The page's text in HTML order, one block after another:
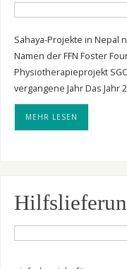
Sahaya-Projekte in Nepal
Namen der FFN Foster
Physiotherapieprojekt
vergangene Jahr Das Jahr
MEHR LESEN